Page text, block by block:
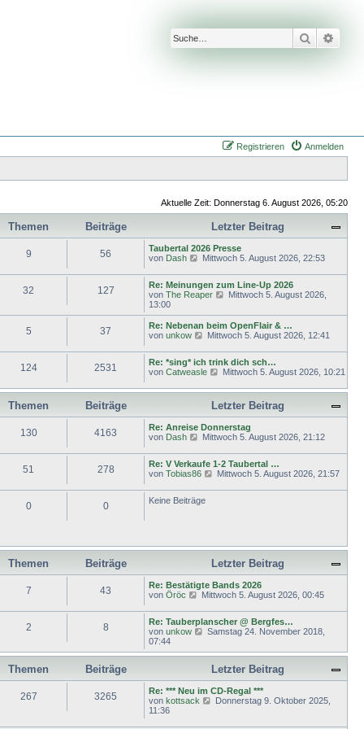
Suche
Anmelden
Registrieren
Aktuelle Zeit: Donnerstag 6. August 2026, 05:20
Themen Beiträge
Letzter Beitrag
9 56
Taubertal 2026 Presse
von Dash
N
u
e
s
e
r
B
i
t
r
g
Mittwoch 5. August 2026, 22:53
32 127
Re: Meinungen zum Line-Up 2026
von The Reaper
N
u
e
s
e
r
B
i
t
r
a
g
Mittwoch 5. August 2026,
13:00
5 37
Re: Nebenan beim OpenFlair & …
von unkow
N
u
e
s
e
e
i
t
r
a
g
Mittwoch 5. August 2026, 12:41
124 2531
Re: *sing* ich trink dich sch…
von Catweasle
N
u
s
t
e
r
e
i
t
r
Mittwoch 5. August 2026, 10:21
Themen Beiträge
Letzter Beitrag
130 4163
Re: Anreise Donnerstag
von Dash
N
u
e
s
r
r
g
Mittwoch 5. August 2026, 21:12
51 278
Re: V Verkaufe 1-2 Taubertal …
von Tobias86
N
u
B
e
i
t
r
a
g
Mittwoch 5. August 2026, 21:57
0 0 Keine Beiträge
Themen Beiträge
Letzter Beitrag
7 43
Re: Bestätigte Bands 2026
von Öröc
N
u
e
s
e
e
i
t
Mittwoch 5. August 2026, 00:45
2 8
Re: Tauberplanscher @ Bergfes…
von unkow
N
u
e
t
e
r
Samstag 24. November 2018,
07:44
Themen Beiträge
Letzter Beitrag
267 3265
Re: *** Neu im CD-Regal ***
von kottsack
NDonnerstag 9. Oktober 2025,
11:36